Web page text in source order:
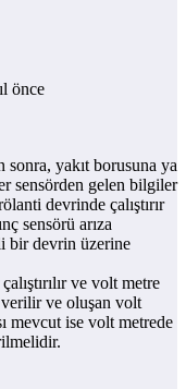
önce
sonra, yakıt borusuna ya
sensörden gelen bilgiler
devrinde çalıştırır
sensörü arıza
bir devrin üzerine
ve volt metre
ve oluşan volt
mevcut ise volt metrede